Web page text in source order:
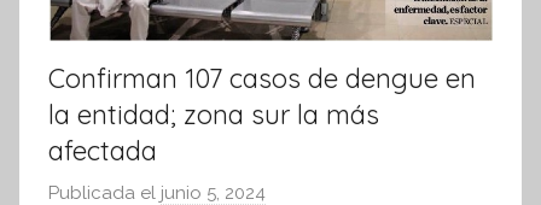
Confirman 107 casos de dengue en
la entidad; zona sur la más
afectada
Publicada el junio 5, 2024